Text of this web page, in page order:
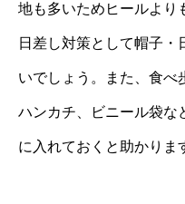
地も多いためヒールより
日差し対策として帽子・
いでしょう。また、食べ
ハンカチ、ビニール袋な
に入れておくと助かりま